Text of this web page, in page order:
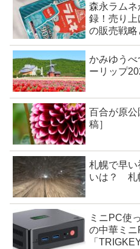
森永ラム
録！売り
の販売戦略
かみゆうべ
ーリップ
百合が原
稿］
札幌で早
いは？ 札
ミニPC使
の中華ミニ
「